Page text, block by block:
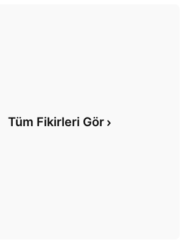
Tüm Fikirleri Gör